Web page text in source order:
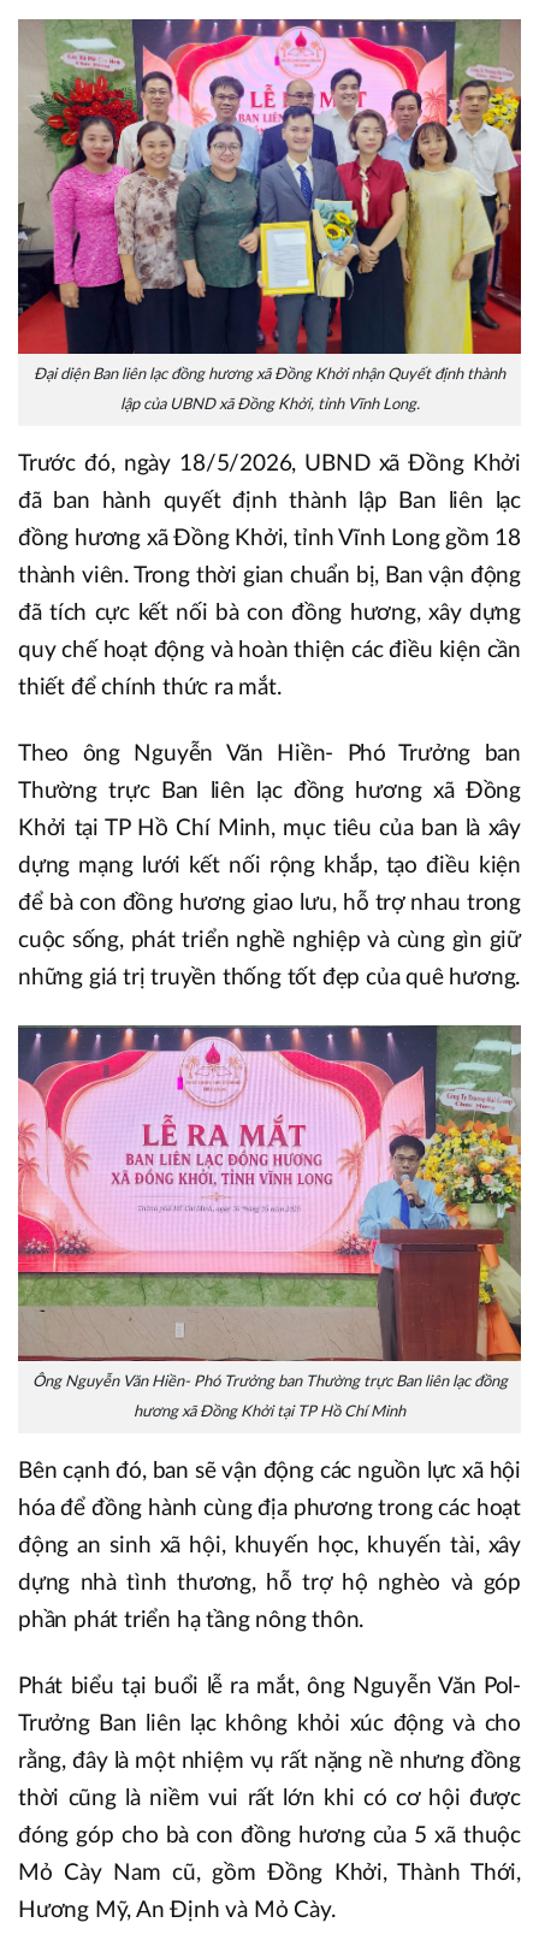
Đại diện Ban liên lạc đồng hương xã Đồng Khởi nhận Quyết định thành
lập của UBND xã Đồng Khởi, tỉnh Vĩnh Long.
Trước đó, ngày 18/5/2026, UBND xã Đồng Khởi
đã ban hành quyết định thành lập Ban liên lạc
đồng hương xã Đồng Khởi, tỉnh Vĩnh Long gồm 18
thành viên. Trong thời gian chuẩn bị, Ban vận động
đã tích cực kết nối bà con đồng hương, xây dựng
quy chế hoạt động và hoàn thiện các điều kiện cần
thiết để chính thức ra mắt.
Theo ông Nguyễn Văn Hiền- Phó Trưởng ban
Thường trực Ban liên lạc đồng hương xã Đồng
Khởi tại TP Hồ Chí Minh, mục tiêu của ban là xây
dựng mạng lưới kết nối rộng khắp, tạo điều kiện
để bà con đồng hương giao lưu, hỗ trợ nhau trong
cuộc sống, phát triển nghề nghiệp và cùng gìn giữ
những giá trị truyền thống tốt đẹp của quê hương.
Ông Nguyễn Văn Hiền- Phó Trưởng ban Thường trực Ban liên lạc đồng
hương xã Đồng Khởi tại TP Hồ Chí Minh
Bên cạnh đó, ban sẽ vận động các nguồn lực xã hội
hóa để đồng hành cùng địa phương trong các hoạt
động an sinh xã hội, khuyến học, khuyến tài, xây
dựng nhà tình thương, hỗ trợ hộ nghèo và góp
phần phát triển hạ tầng nông thôn.
Phát biểu tại buổi lễ ra mắt, ông Nguyễn Văn Pol-
Trưởng Ban liên lạc không khỏi xúc động và cho
rằng, đây là một nhiệm vụ rất nặng nề nhưng đồng
thời cũng là niềm vui rất lớn khi có cơ hội được
đóng góp cho bà con đồng hương của 5 xã thuộc
Mỏ Cày Nam cũ, gồm Đồng Khởi, Thành Thới,
Hương Mỹ, An Định và Mỏ Cày.